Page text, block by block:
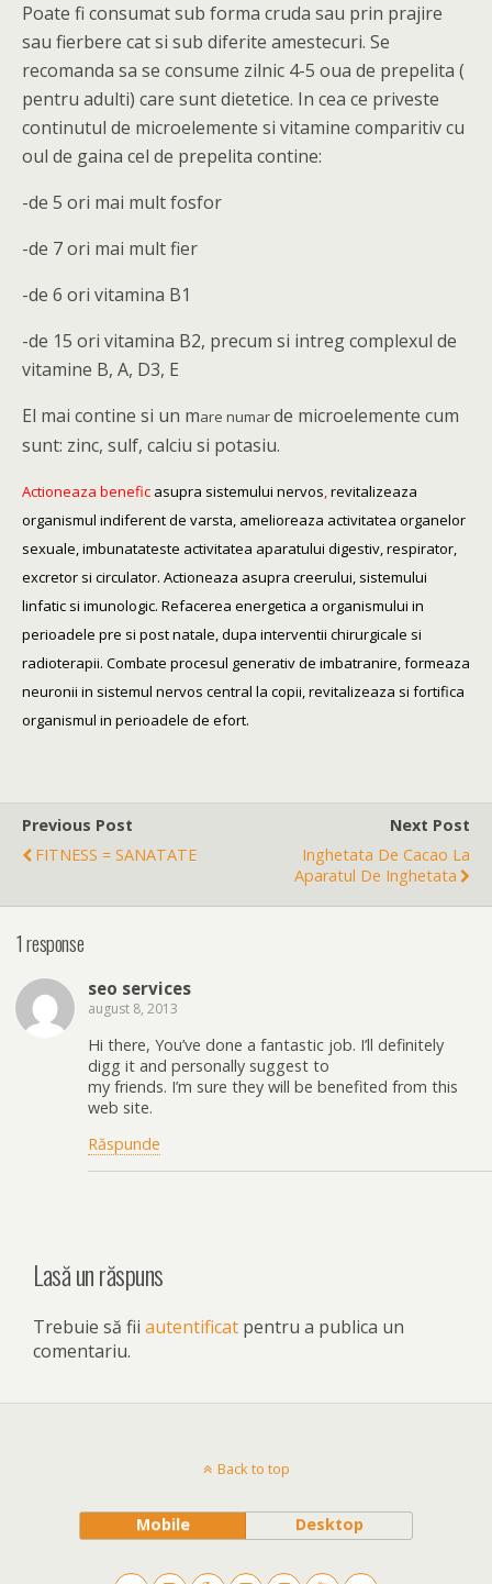
Poate fi consumat sub forma cruda sau prin prajire
sau fierbere cat si sub diferite amestecuri. Se
recomanda sa se consume zilnic 4-5 oua de prepelita (
pentru adulti) care sunt dietetice. In cea ce priveste
continutul de microelemente si vitamine comparitiv cu
oul de gaina cel de prepelita contine:
-de 5 ori mai mult fosfor
-de 7 ori mai mult fier
-de 6 ori vitamina B1
-de 15 ori vitamina B2, precum si intreg complexul de
vitamine B, A, D3, E
El mai contine si un mare numarde microelemente cum
sunt: zinc, sulf, calciu si potasiu.
Actioneaza benefic asupra sistemului nervos,revitalizeaza
organismul indiferent de varsta, amelioreaza activitatea organelor
sexuale, imbunatateste activitatea aparatului digestiv, respirator,
excretor si circulator. Actioneaza asupra creerului, sistemului
linfatic si imunologic. Refacerea energetica a organismului in
perioadele pre si post natale, dupa interventii chirurgicale si
radioterapii. Combate procesul generativ de imbatranire, formeaza
neuronii in sistemul nervos central la copii, revitalizeaza si fortifica
organismul in perioadele de efort.
Previous Post
FITNESS = SANATATE
Next Post
Inghetata De Cacao La
Aparatul De Inghetata
1 response
seo services
august 8, 2013
Hi there, You’ve done a fantastic job. I’ll definitely
digg it and personally suggest to
my friends. I’m sure they will be benefited from this
web site.
Răspunde
Lasă un răspuns
Trebuie să fii autentificat pentru a publica un
comentariu.
Back to top
Mobile Desktop